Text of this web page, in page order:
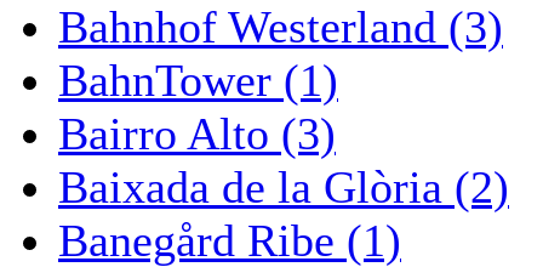
Bahnhof Westerland (3)
BahnTower (1)
Bairro Alto (3)
Baixada de la Glòria (2)
Banegård Ribe (1)